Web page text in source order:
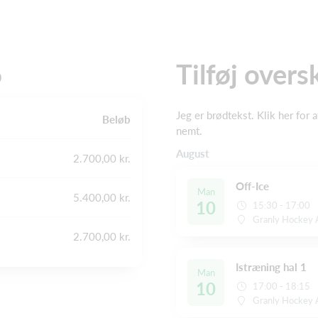
Beløb
2.700,00 kr.
5.400,00 kr.
2.700,00 kr.
Tilføj
Jeg er brødtekst. Klik her for
nemt.
August
Man
10
Off-Ice
15:30 - 17:00
Granly Hockey
Man
10
Istræning hal 1
17:00 - 18:15
Granly Hockey